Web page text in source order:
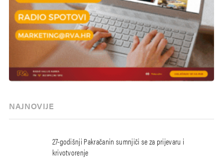
NAJNOVIJE
27-godišnji Pakračanin sumnjiči se za prijevaru i
krivotvorenje